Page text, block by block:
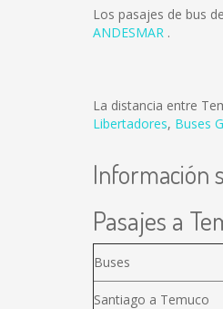
Los pasajes de bus
ANDESMAR .
La distancia entre
Libertadores, Buses
Información
Pasajes a
Buses
Santiago a Temuco